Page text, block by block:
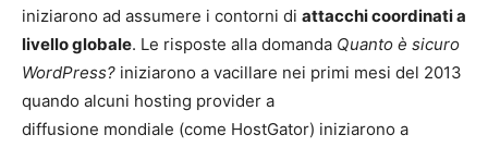
iniziarono ad assumere i contorni di attacchi coordinati a
livello globale. Le risposte alla domanda Quanto è sicuro
WordPress? iniziarono a vacillare nei primi mesi del 2013
quando alcuni hosting provider a
diffusione mondiale (come HostGator) iniziarono a